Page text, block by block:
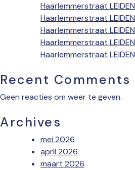
Haarlemmerstraat LEIDEN
Haarlemmerstraat LEIDEN
Haarlemmerstraat LEIDEN
Haarlemmerstraat LEIDEN
Haarlemmerstraat LEIDEN
Recent Comments
Geen reacties om weer te geven.
Archives
mei 2026
april 2026
maart 2026